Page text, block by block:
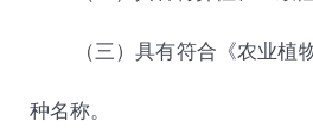
（三）具有符合《农业植
种名称。